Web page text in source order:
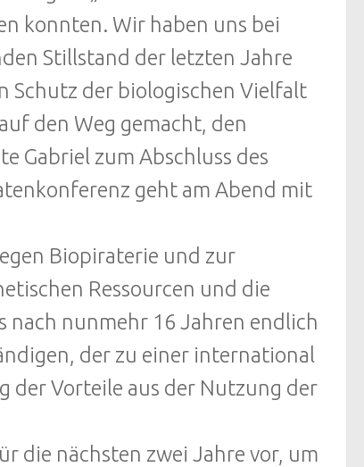
konnten. Wir haben uns bei
Stillstand der letzten Jahre
Schutz der biologischen Vielfalt
den Weg gemacht, den
Gabriel zum Abschluss des
geht am Abend mit
Biopiraterie und zur
Ressourcen und die
nach nunmehr 16 Jahren endlich
der zu einer international
der Vorteile aus der Nutzung der
die nächsten zwei Jahre vor, um